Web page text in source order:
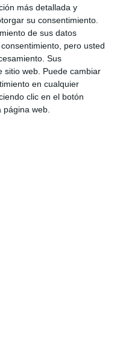
más detallada y
su consentimiento.
de sus datos
pero usted
Sus
sitio web. Puede cambiar
en cualquier
clic en el botón
web.